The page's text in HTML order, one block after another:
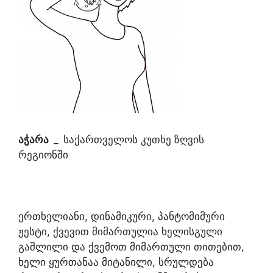
აჭარა
საქართველოს კუთხე ზღვის
რეგიონში
ერთხელიანი, დინამიკური, პანტომიმური
ჟესტი, ქვევით მიმართულია ხელისგული
გაშლილი და ქვემოთ მიმართული თითებით,
ხელი ყურთანაა მიტანილი, სრულდება